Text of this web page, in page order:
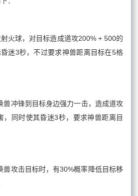
火球，对目标造成道攻200% + 500的
迷3秒，不过要求神兽距离目标在5格
冲锋到目标身边强力一击，造成道攻
，同时使其昏迷3秒，要求神兽距离目
攻击目标时，有30%概率降低目标移